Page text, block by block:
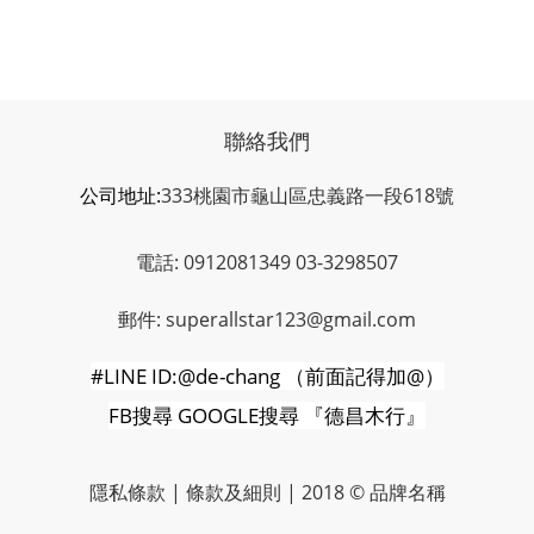
聯絡我們
公司地址:333桃園市龜山區忠義路一段618號
電話: 0912081349 03-3298507
郵件: superallstar123@gmail.com
#LINE ID:@de-chang （前面記得加@）
FB搜尋 GOOGLE搜尋 『德昌木行』
隱私條款 | 條款及細則 | 2018 © 品牌名稱